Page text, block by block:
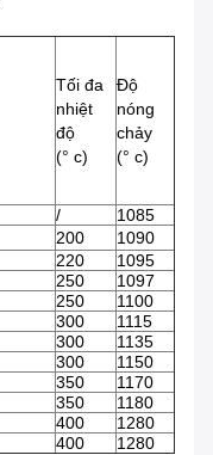
Tối đa
nhiệt
độ
(° c)
Độ
nóng
chảy
(° c)
/
1085
200
1090
220
1095
250
1097
250
1100
300
1115
300
1135
300
1150
350
1170
350
1180
400
1280
400
1280